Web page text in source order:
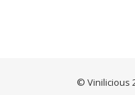
© Vinilicious